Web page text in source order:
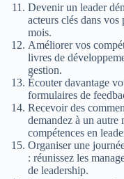
Devenir un leader
acteurs clés dans vos
mois.
Améliorer vos
livres de
gestion.
Écouter davantage
formulaires de
Recevoir des
demandez à un autre
compétences en
Organiser une
: réunissez les
de leadership.